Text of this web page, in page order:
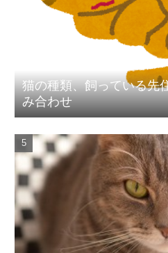
猫の種類、飼っている先
み合わせ